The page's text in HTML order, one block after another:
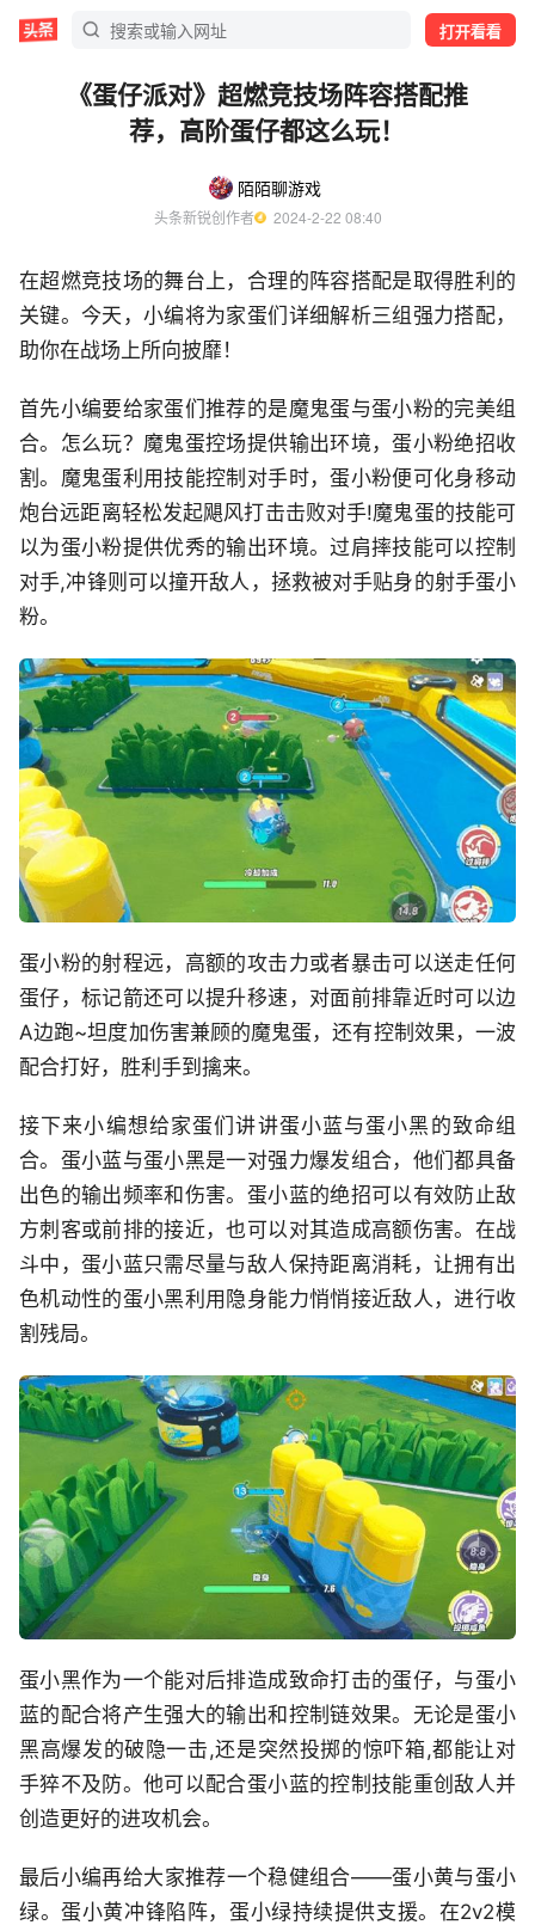
打开看看
《蛋仔派对》超燃竞技场阵容搭配推
荐，高阶蛋仔都这么玩！
陌陌聊游戏
头条新锐创作者
  2024-2-22 08:40
在超燃竞技场的舞台上，合理的阵容搭配是取得胜利的
关键。今天，小编将为家蛋们详细解析三组强力搭配，
助你在战场上所向披靡！
首先小编要给家蛋们推荐的是魔鬼蛋与蛋小粉的完美组
合。怎么玩？魔鬼蛋控场提供输出环境，蛋小粉绝招收
割。魔鬼蛋利用技能控制对手时，蛋小粉便可化身移动
炮台远距离轻松发起飓风打击击败对手!魔鬼蛋的技能可
以为蛋小粉提供优秀的输出环境。过肩摔技能可以控制
对手,冲锋则可以撞开敌人，拯救被对手贴身的射手蛋小
粉。
蛋小粉的射程远，高额的攻击力或者暴击可以送走任何
蛋仔，标记箭还可以提升移速，对面前排靠近时可以边
A边跑~坦度加伤害兼顾的魔鬼蛋，还有控制效果，一波
配合打好，胜利手到擒来。
接下来小编想给家蛋们讲讲蛋小蓝与蛋小黑的致命组
合。蛋小蓝与蛋小黑是一对强力爆发组合，他们都具备
出色的输出频率和伤害。蛋小蓝的绝招可以有效防止敌
方刺客或前排的接近，也可以对其造成高额伤害。在战
斗中，蛋小蓝只需尽量与敌人保持距离消耗，让拥有出
色机动性的蛋小黑利用隐身能力悄悄接近敌人，进行收
割残局。
蛋小黑作为一个能对后排造成致命打击的蛋仔，与蛋小
蓝的配合将产生强大的输出和控制链效果。无论是蛋小
黑高爆发的破隐一击,还是突然投掷的惊吓箱,都能让对
手猝不及防。他可以配合蛋小蓝的控制技能重创敌人并
创造更好的进攻机会。
最后小编再给大家推荐一个稳健组合——蛋小黄与蛋小
绿。蛋小黄冲锋陷阵，蛋小绿持续提供支援。在2v2模